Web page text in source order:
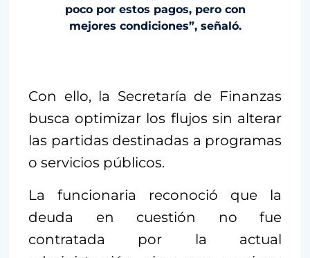
poco por estos pagos, pero con
mejores condiciones”, señaló.
Con ello, la Secretaría de Finanzas
busca optimizar los flujos sin alterar
las partidas destinadas a programas
o servicios públicos.
La funcionaria reconoció que la
deuda en cuestión no fue
contratada por la actual